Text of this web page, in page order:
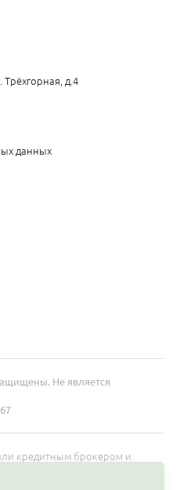
Трёхгорная, д.4
данных
Не является
кредитным брокером и
Полные условия услуг